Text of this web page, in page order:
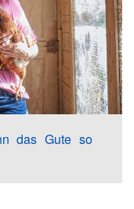
das Gute so